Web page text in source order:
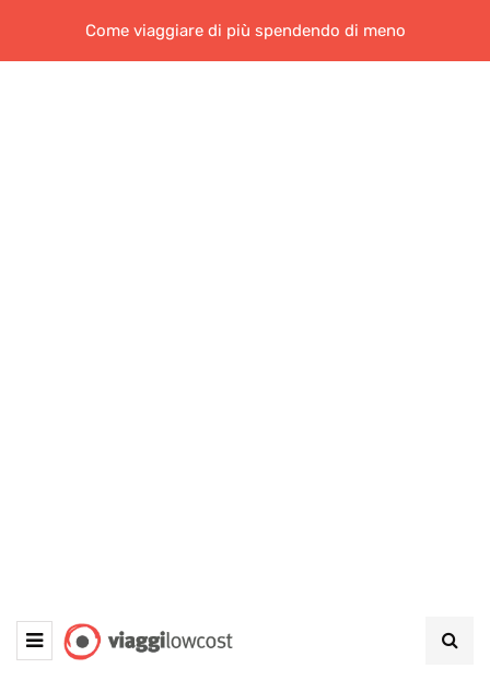
Come viaggiare di più spendendo di meno